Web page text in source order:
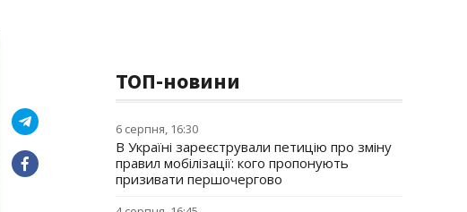
ТОП-новини
6 серпня, 16:30
В Україні зареєстрували петицію про зміну
правил мобілізації: кого пропонують
призивати першочергово